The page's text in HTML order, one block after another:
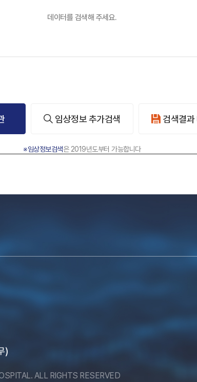
물
데이터를 검색해 주세요.
임상정보 추가검색 검색결과
※임상정보검색은 2019년도부터 가능합니다
)
ALL RIGHTS RESERVED